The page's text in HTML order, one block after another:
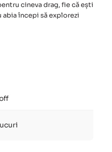
cineva drag, fie că ești
începi să explorezi